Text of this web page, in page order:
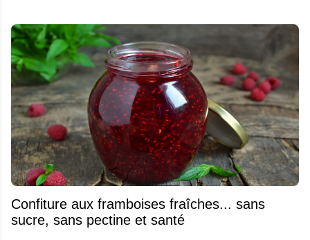
Confiture aux framboises fraîches... sans
sucre, sans pectine et santé